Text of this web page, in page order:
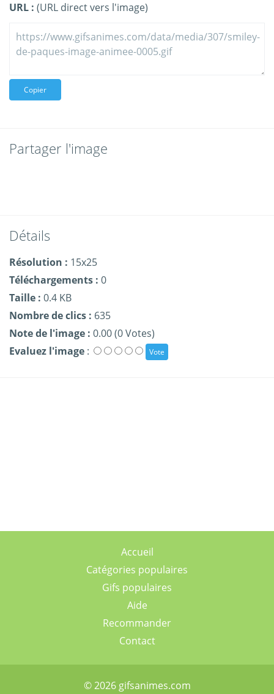
URL : (URL direct vers l'image)
Copier
Partager l'image
Détails
Résolution : 15x25
Téléchargements : 0
Taille : 0.4 KB
Nombre de clics : 635
Note de l'image : 0.00 (0 Votes)
Evaluez l'image :
Accueil
Catégories populaires
Gifs populaires
Aide
Recommander
Contact
© 2026 gifsanimes.com